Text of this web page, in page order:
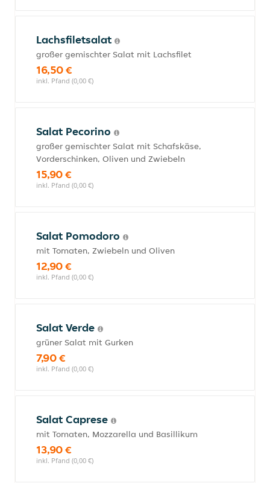
Lachsfiletsalat
großer gemischter Salat mit Lachsfilet
16,50 €
inkl. Pfand (0,00 €)
Salat Pecorino
großer gemischter Salat mit Schafskäse,
Vorderschinken, Oliven und Zwiebeln
15,90 €
inkl. Pfand (0,00 €)
Salat Pomodoro
mit Tomaten, Zwiebeln und Oliven
12,90 €
inkl. Pfand (0,00 €)
Salat Verde
grüner Salat mit Gurken
7,90 €
inkl. Pfand (0,00 €)
Salat Caprese
mit Tomaten, Mozzarella und Basillikum
13,90 €
inkl. Pfand (0,00 €)